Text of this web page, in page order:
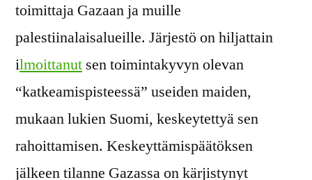
toimittaja Gazaan ja muille
palestiinalaisalueille. Järjestö on hiljattain
ilmoittanut sen toimintakyvyn olevan
“katkeamispisteessä” useiden maiden,
mukaan lukien Suomi, keskeytettyä sen
rahoittamisen. Keskeyttämispäätöksen
jälkeen tilanne Gazassa on kärjistynyt